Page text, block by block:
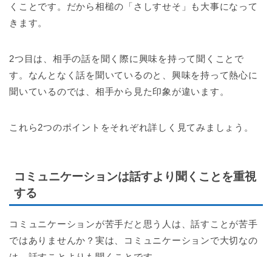
くことです。だから相槌の「さしすせそ」も大事になって
きます。
2つ目は、相手の話を聞く際に興味を持って聞くことで
す。なんとなく話を聞いているのと、興味を持って熱心に
聞いているのでは、相手から見た印象が違います。
これら2つのポイントをそれぞれ詳しく見てみましょう。
コミュニケーションは話すより聞くことを重視
する
コミュニケーションが苦手だと思う人は、話すことが苦手
ではありませんか？実は、コミュニケーションで大切なの